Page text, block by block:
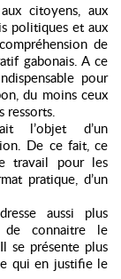
citoyens, aux
politiques et aux
de
gabonais. A ce
pour
du moins ceux
ressorts.
l’objet d’un
De ce fait, ce
travail pour les
pratique, d’un
aussi plus
de connaitre le
se présente plus
qui en justifie le